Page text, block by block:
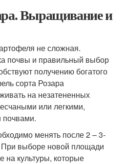
Выращивание и
не сложная.
почвы и правильный выбор
получению богатого
сорта Розара
на незатененных
или легкими,
почвами.
менять после 2 – 3-
При выборе новой площади
на культуры, которые